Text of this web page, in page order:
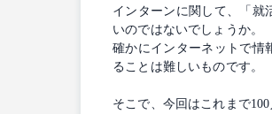
インターンに関して、「就
いのではないでしょうか。
確かにインターネットで情
ることは難しいものです。
そこで、今回はこれまで